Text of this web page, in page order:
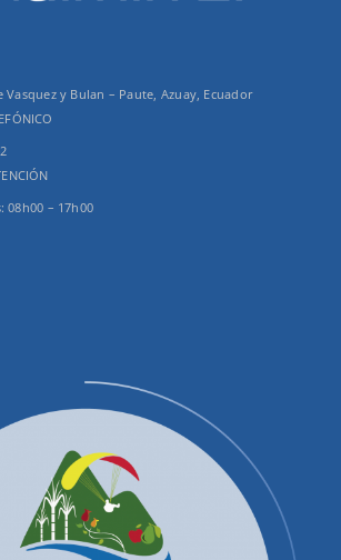
Vasquez y Bulan – Paute, Azuay, Ecuador
08h00 – 17h00